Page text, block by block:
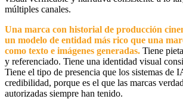
múltiples canales.
Una marca con historial de producción
un modelo de entidad más rico que una
como texto e imágenes generadas. Tiene
y referenciado. Tiene una identidad visual
Tiene el tipo de presencia que los sistemas de
credibilidad, porque es el que las marcas
autorizadas siempre han tenido.